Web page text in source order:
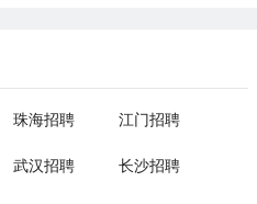
珠海招聘 江门招聘
武汉招聘 长沙招聘